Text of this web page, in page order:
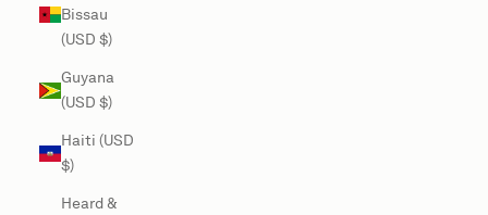
Bissau
(USD $)
Guyana
(USD $)
Haiti (USD
$)
Heard &